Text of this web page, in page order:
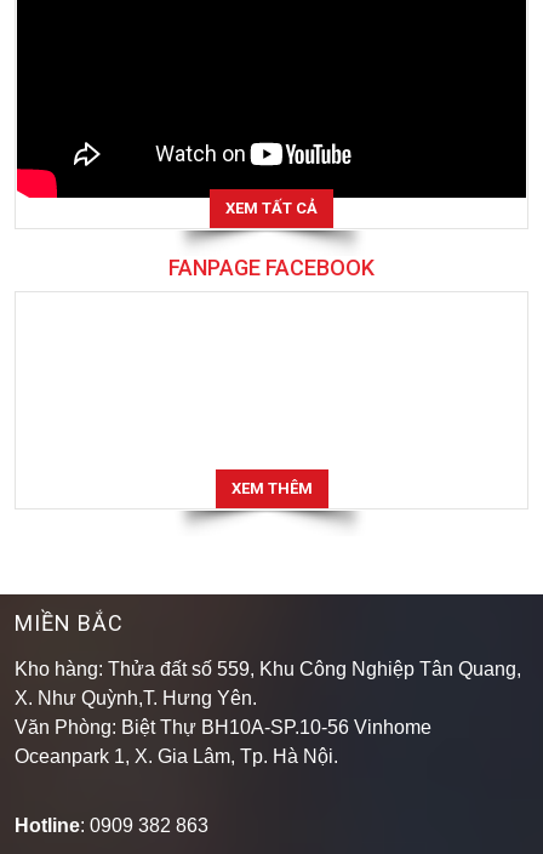
XEM TẤT CẢ
FANPAGE FACEBOOK
XEM THÊM
MIỀN BẮC
Kho hàng: Thửa đất số 559, Khu Công Nghiệp Tân Quang,
X. Như Quỳnh,T. Hưng Yên.
Văn Phòng: Biệt Thự BH10A-SP.10-56 Vinhome
Oceanpark 1, X. Gia Lâm, Tp. Hà Nội.
Hotline: 0909 382 863